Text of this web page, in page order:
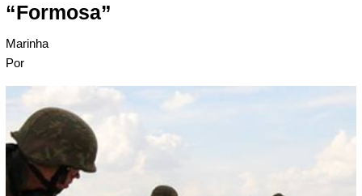
“Formosa”
Marinha
Por